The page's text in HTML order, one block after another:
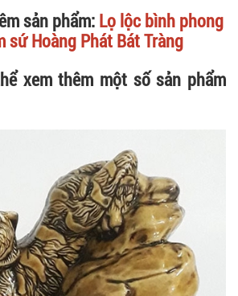
sản phẩm: Lọ lộc bình phong
sứ Hoàng Phát Bát Tràng
xem thêm một số sản phẩm